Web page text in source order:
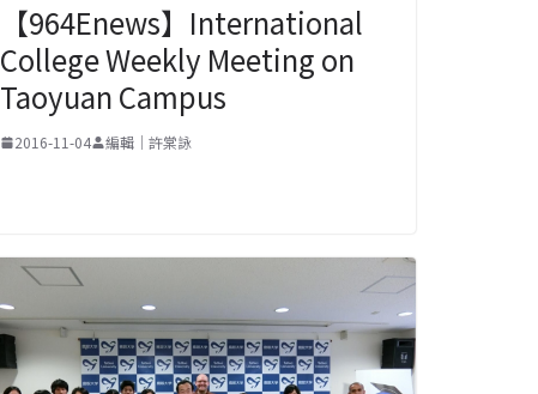
【964Enews】International
College Weekly Meeting on
Taoyuan Campus
2016-11-04 編輯｜許棠詠